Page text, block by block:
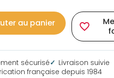
au panier favorite_border
sécurisé
Livraison suivie
française depuis 1984